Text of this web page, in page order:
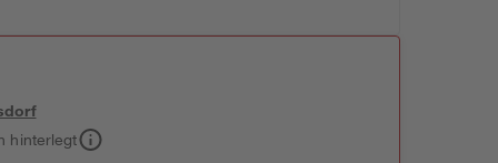
hinterlegt